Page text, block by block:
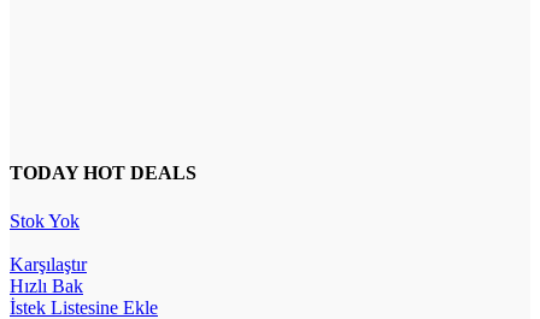
TODAY HOT DEALS
Stok Yok
Karşılaştır
Hızlı Bak
İstek Listesine Ekle